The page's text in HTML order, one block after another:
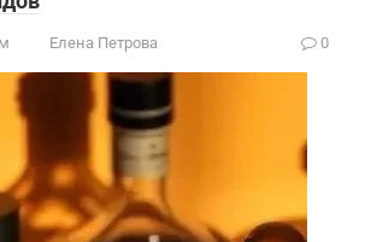
Елена Петрова 0